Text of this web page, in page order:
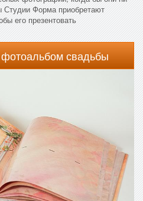
Форма приобретают
его презентовать
свадьбы